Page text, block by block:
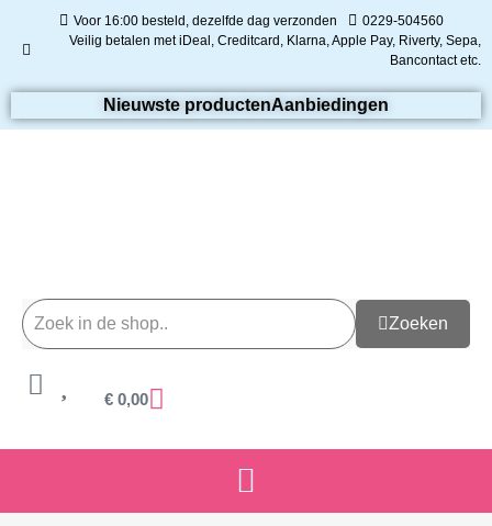
Voor 16:00 besteld, dezelfde dag verzonden
0229-504560
Veilig betalen met iDeal, Creditcard, Klarna, Apple Pay, Riverty, Sepa,
Bancontact etc.
Nieuwste productenAanbiedingen
Zoeken
€ 0,00